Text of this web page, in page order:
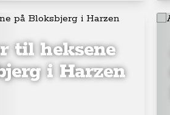
til heksene
i Harzen